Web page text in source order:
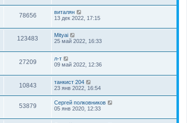
78656
виталян
13 дек 2022, 17:15
123483
Mityai
25 май 2022, 16:33
27209
л-т
09 май 2022, 12:36
10843
танкист 204
23 янв 2022, 16:54
53879
Сергей полковников
05 янв 2020, 12:33